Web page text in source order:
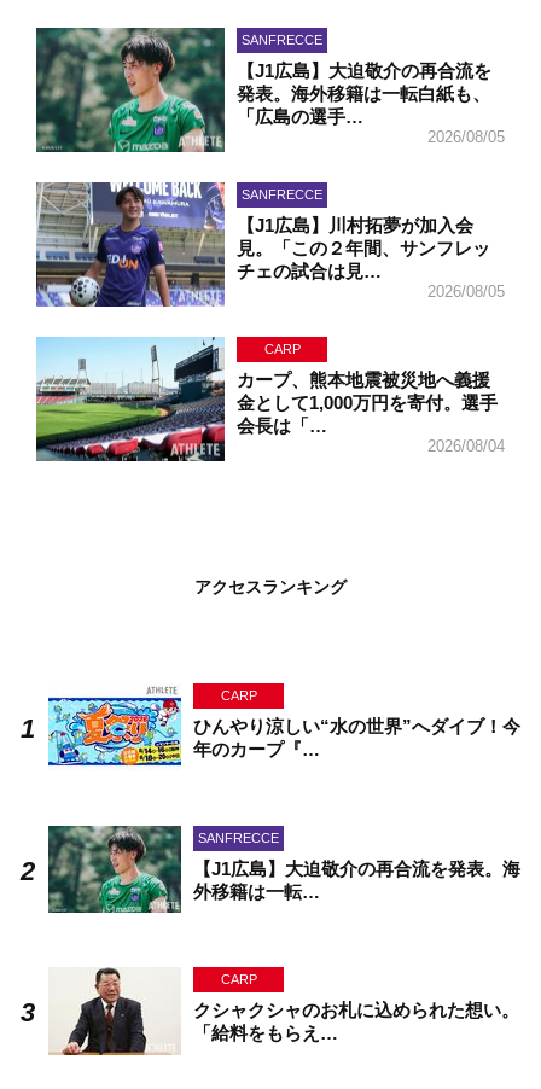
SANFRECCE
【J1広島】大迫敬介の再合流を
発表。海外移籍は一転白紙も、
「広島の選手…
2026/08/05
SANFRECCE
【J1広島】川村拓夢が加入会
見。「この２年間、サンフレッ
チェの試合は見…
2026/08/05
CARP
カープ、熊本地震被災地へ義援
金として1,000万円を寄付。選手
会長は「…
2026/08/04
アクセスランキング
CARP
ひんやり涼しい“水の世界”へダイブ！今
年のカープ『…
SANFRECCE
【J1広島】大迫敬介の再合流を発表。海
外移籍は一転…
CARP
クシャクシャのお札に込められた想い。
「給料をもらえ…